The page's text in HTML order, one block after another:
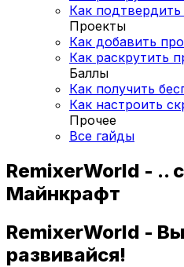
Как
Проекты
Как добавить
Как раскрутить
Баллы
Как получить
Как настроить
Прочее
Все гайды
RemixerWorld - ..
Майнкрафт
RemixerWorld -
развивайся!